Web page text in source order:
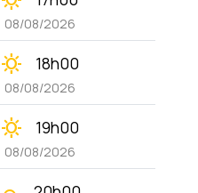
08/08/2026
clear_day 18h00
08/08/2026
clear_day 19h00
08/08/2026